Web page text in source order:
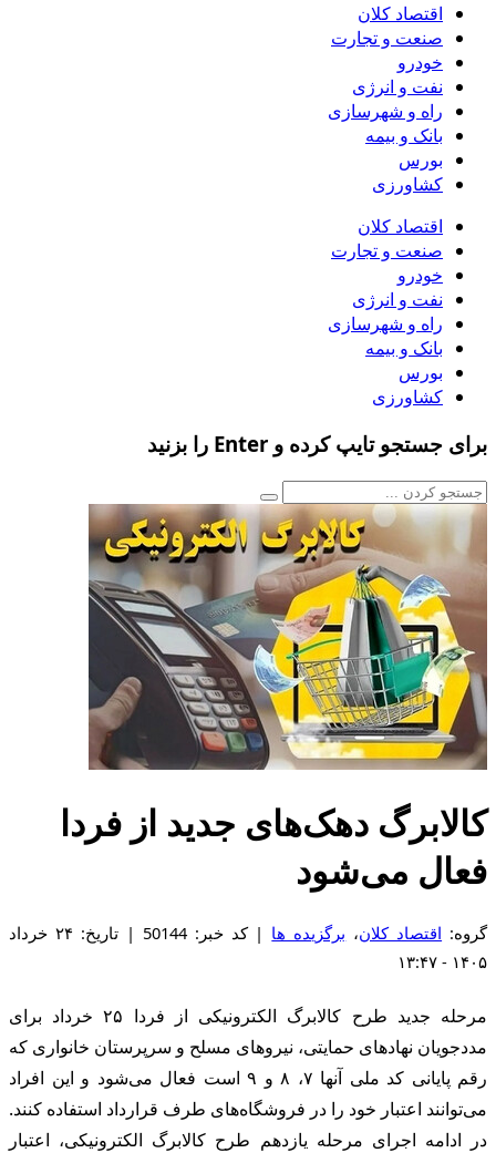
اقتصاد کلان
صنعت و تجارت
خودرو
نفت و انرژی
راه و شهرسازی
بانک و بیمه
بورس
کشاورزی
اقتصاد کلان
صنعت و تجارت
خودرو
نفت و انرژی
راه و شهرسازی
بانک و بیمه
بورس
کشاورزی
برای جستجو تایپ کرده و Enter را بزنید
کالابرگ دهک‌های جدید از فردا
فعال می‌شود
گروه: اقتصاد کلان، برگزیده ها
| کد خبر: 50144 | تاریخ: ۲۴ خرداد
۱۴۰۵ - ۱۳:۴۷
مرحله جدید طرح کالابرگ الکترونیکی از فردا ۲۵ خرداد برای
مددجویان نهادهای حمایتی، نیروهای مسلح و سرپرستان خانواری که
رقم پایانی کد ملی آنها ۷، ۸ و ۹ است فعال می‌شود و این افراد
می‌توانند اعتبار خود را در فروشگاه‌های طرف قرارداد استفاده کنند.
در ادامه اجرای مرحله یازدهم طرح کالابرگ الکترونیکی، اعتبار